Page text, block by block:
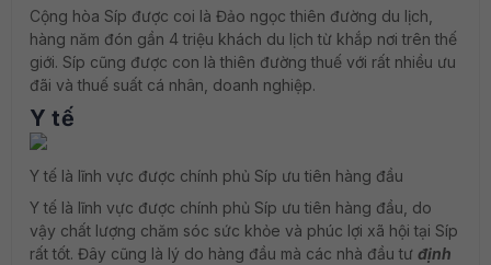
Cộng hòa Síp được coi là Đảo ngọc thiên đường du lịch,
hàng năm đón gần 4 triệu khách du lịch từ khắp nơi trên thế
giới. Síp cũng được con là thiên đường thuế với rất nhiều ưu
đãi và thuế suất cá nhân, doanh nghiệp.
Y tế
Y tế là lĩnh vực được chính phủ Síp ưu tiên hàng đầu
Y tế là lĩnh vực được chính phủ Síp ưu tiên hàng đầu, do
vậy chất lượng chăm sóc sức khỏe và phúc lợi xã hội tại Síp
rất tốt. Đây cũng là lý do hàng đầu mà các nhà đầu tư định